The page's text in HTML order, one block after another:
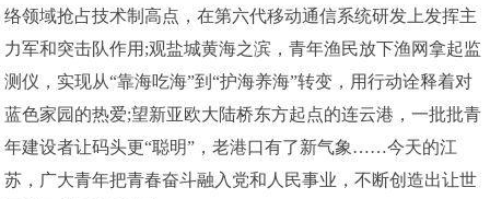
络领域抢占技术制高点，在第六代移动通信系统研发上发挥主
力军和突击队作用;观盐城黄海之滨，青年渔民放下渔网拿起监
测仪，实现从“靠海吃海”到“护海养海”转变，用行动诠释着对
蓝色家园的热爱;望新亚欧大陆桥东方起点的连云港，一批批青
年建设者让码头更“聪明”，老港口有了新气象……今天的江
苏，广大青年把青春奋斗融入党和人民事业，不断创造出让世